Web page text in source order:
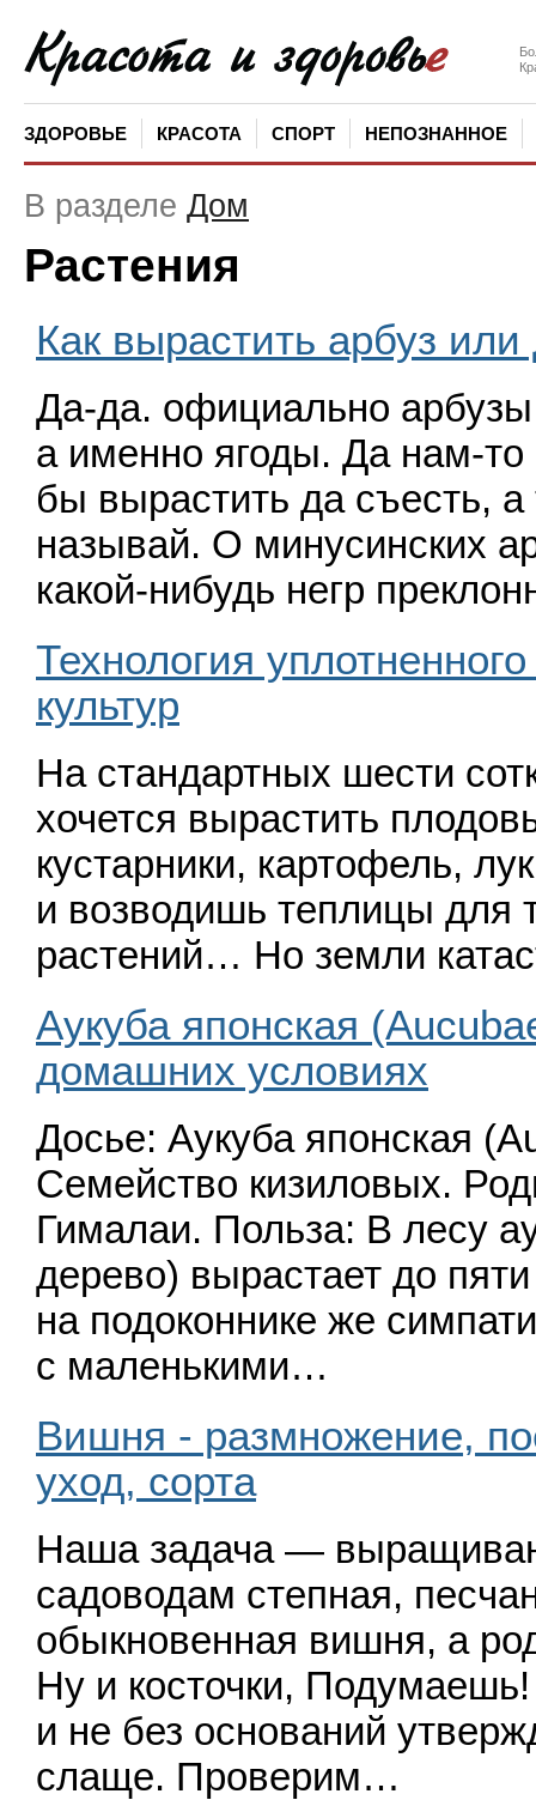
ЗДОРОВЬЕ КРАСОТА СПОРТ НЕПОЗНАННОЕ
В разделе Дом
Растения
Как вырастить арбуз
Да-да. официально
а именно ягоды. Да нам-то
бы вырастить да съесть,
называй. О минусинских
какой-нибудь негр
Технология
культур
На стандартных шести
хочется вырастить
кустарники, картофель,
и возводишь теплицы для
растений… Но земли
Аукуба японская
домашних условиях
Досье: Аукуба японская
Семейство кизиловых.
Гималаи. Польза: В лесу
дерево) вырастает до
на подоконнике же
с маленькими…
Вишня - размножение,
уход, сорта
Наша задача —
садоводам степная,
обыкновенная вишня, а
Ну и косточки,
и не без оснований
слаще. Проверим…